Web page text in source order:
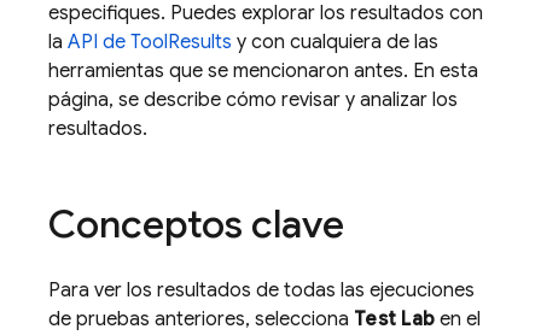
especifiques. Puedes explorar los resultados con
la API de ToolResults y con cualquiera de las
herramientas que se mencionaron antes. En esta
página, se describe cómo revisar y analizar los
resultados.
Conceptos clave
Para ver los resultados de todas las ejecuciones
de pruebas anteriores, selecciona Test Lab en el